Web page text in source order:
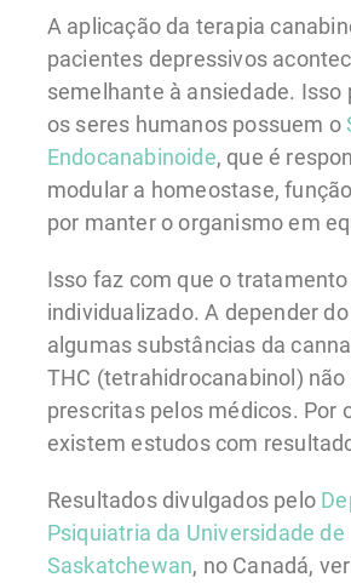
A aplicação da terapia
pacientes depressivos
semelhante à ansiedade. Isso
os seres humanos possuem o
Endocanabinoide, que é
modular a homeostase,
por manter o organismo em
Isso faz com que o
individualizado. A depender
algumas substâncias da
THC (tetrahidrocanabinol)
prescritas pelos médicos. Por
existem estudos com
Resultados divulgados pelo
Psiquiatria da Universidade de
Saskatchewan, no Canadá,